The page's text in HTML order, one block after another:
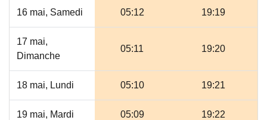
16 mai, Samedi 05:12 19:19
17 mai,
Dimanche
05:11 19:20
18 mai, Lundi 05:10 19:21
19 mai, Mardi 05:09 19:22